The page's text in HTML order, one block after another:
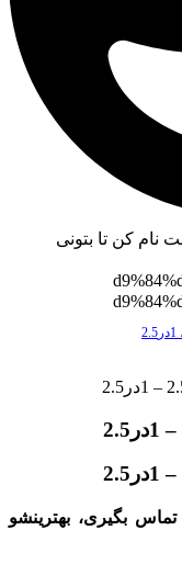
نام کن تا بتونی
بگیری، بهترینشو